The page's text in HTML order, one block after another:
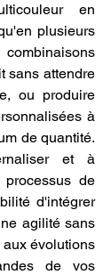
en
plusieurs
sans attendre
ou produire
à
de quantité.
et à
de
d'intégrer
agilité sans
évolutions
de vos